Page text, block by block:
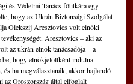
és Védelmi Tanács főtitkára egy
hogy az Ukrán Biztonsági Szolgálat
Olekszij Aresztovics volt elnöki
tevékenységét. Aresztovics – aki az
az ukrán elnök tanácsadója – a
be, hogy elnökjelöltként indulna
és ha megválasztanák, akkor hajlandó
az Oroszország által elfoglalt